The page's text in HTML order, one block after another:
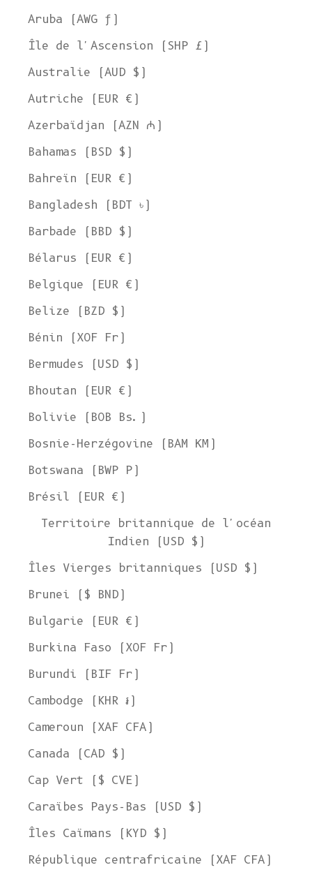
Aruba (AWG ƒ)
Île de l'Ascension (SHP £)
Australie (AUD $)
Autriche (EUR €)
Azerbaïdjan (AZN ₼)
Bahamas (BSD $)
Bahreïn (EUR €)
Bangladesh (BDT ৳)
Barbade (BBD $)
Bélarus (EUR €)
Belgique (EUR €)
Belize (BZD $)
Bénin (XOF Fr)
Bermudes (USD $)
Bhoutan (EUR €)
Bolivie (BOB Bs.)
Bosnie-Herzégovine (BAM КМ)
Botswana (BWP P)
Brésil (EUR €)
Territoire britannique de l'océan
Indien (USD $)
Îles Vierges britanniques (USD $)
Brunei ($ BND)
Bulgarie (EUR €)
Burkina Faso (XOF Fr)
Burundi (BIF Fr)
Cambodge (KHR ៛)
Cameroun (XAF CFA)
Canada (CAD $)
Cap Vert ($ CVE)
Caraïbes Pays-Bas (USD $)
Îles Caïmans (KYD $)
République centrafricaine (XAF CFA)